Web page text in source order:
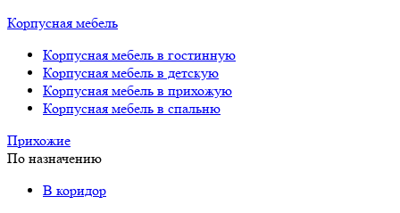
Корпусная мебель
Корпусная мебель в гостинную
Корпусная мебель в детскую
Корпусная мебель в прихожую
Корпусная мебель в спальню
Прихожие
По назначению
В коридор